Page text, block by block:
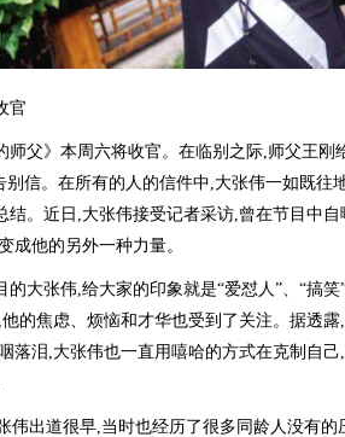
官
父》本周六将收官。在临别之际,师父王刚
别信。在所有的人的信件中,大张伟一如既往
结。近日,大张伟接受记者采访,曾在节目中
成他的另外一种力量。
张伟,给大家的印象就是“爱怼人”、“搞笑
的焦虑、烦恼和才华也受到了关注。据透
落泪,大张伟也一直用嘻哈的方式在克制自
出道很早,当时也经历了很多同龄人没有的